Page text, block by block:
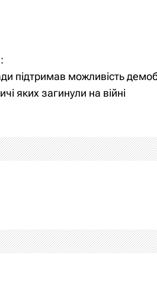
підтримав можливість
яких загинули на війні